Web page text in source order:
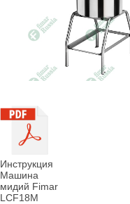
Инструкция
Машина
мидий Fimar
LCF18M